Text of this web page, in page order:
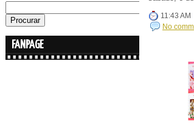
FANPAGE
11:43 AM
No